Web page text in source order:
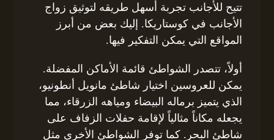
تتيح للأجانب تجربة أسهل طريقه لتوثيق زواج
الأجانب في كوستاريكا. إليك بعض من أبرز
المواقع التي يمكن التفكير فيها.
أولاً، تتصدر الشواطئ قائمة الأماكن المفضلة.
يمكن للعروسين اختيار شاطئ مانويل أنطونيو،
الذي يتميز برماله البيضاء ومياهه الزرقاء، مما
يجعله مكاناً مثالياً لإقامة حفلات الزفاف على
شاطئ البحر. كما توفر الشواطئ الأخرى مثل